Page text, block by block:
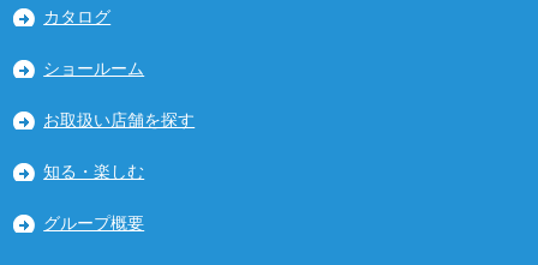
カタログ
ショールーム
お取扱い店舗を探す
知る・楽しむ
グループ概要